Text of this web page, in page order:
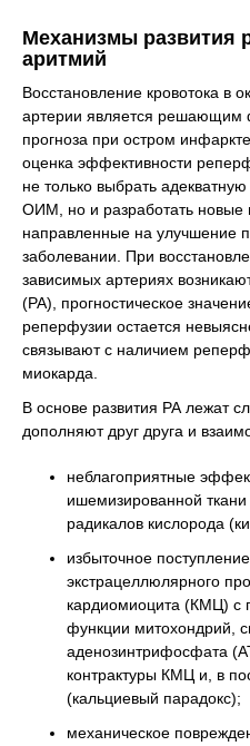
Механизмы развития
аритмий
Восстановление кровотока в
артерии является решающим
прогноза при остром
оценка эффективности
не только выбрать
ОИМ, но и разработать новые
направленные на улучшение
заболевании. При
зависимых артериях
(РА), прогностическое
реперфузии остается
связывают с наличием
миокарда.
В основе развития РА лежат
дополняют друг друга и
неблагоприятные
ишемизированной
радикалов кислорода
избыточное
экстрацеллюлярного
кардиомиоцита (КМЦ)
функции митохондрий,
аденозинтрифосфата
контрактуры КМЦ и, в
(кальциевый парадокс);
механическое